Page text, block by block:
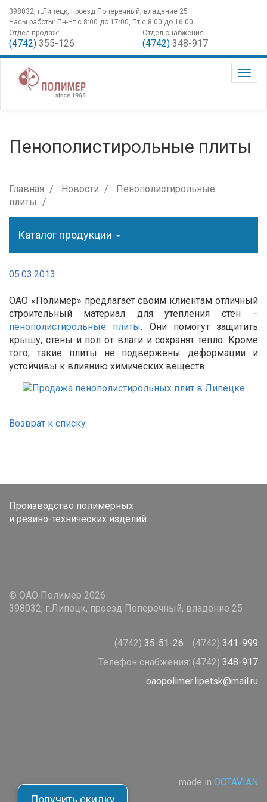
398032, г.Липецк, проезд Поперечный, владение 25
Часы работы: Пн-Чт с 8:00 до 17:00, Пт с 8:00 до 16:00
Отдел продаж:
(4742) 355-126
Отдел снабжения
(4742) 348-917
Пенополистирольные плиты
Главная Новости
Пенополистирольные
плиты
Каталог продукции
05.03.2013
ОАО «Полимер» предлагает своим клиентам отличный
строительный материал для утепления стен –
пенополистирольные плиты. Они помогут защитить
крышу, стены и пол от влаги и сохранят тепло. Кроме
того, такие плиты не подвержены деформации и
устойчивы к влиянию химических веществ.
Возврат к списку
Производство полимерных
и резино-технических изделий
© ОАО Полимер 2026
398032, г.Липецк, проезд Поперечный, владение 25
(4742) 35-51-26 (4742) 341-999
Телефон снабжения: (4742) 348-917
oaopolimer.lipetsk@mail.ru
made in OCTAVIAN
Получить скидку